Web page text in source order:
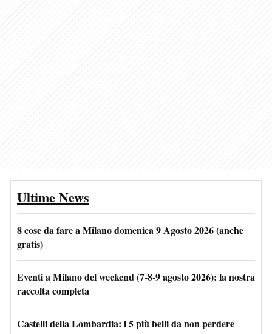
Ultime News
8 cose da fare a Milano domenica 9 Agosto 2026 (anche
gratis)
Eventi a Milano del weekend (7-8-9 agosto 2026): la nostra
raccolta completa
Castelli della Lombardia: i 5 più belli da non perdere